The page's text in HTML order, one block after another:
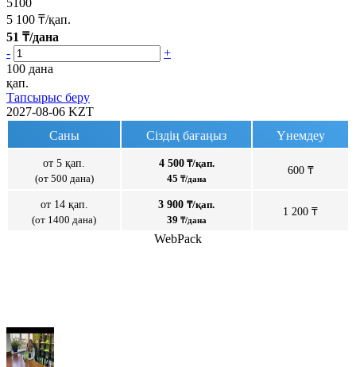
5 100 ₸/қап.
51 ₸/дана
-
+
100 дана
қап.
Тапсырыс беру
2027-08-06 KZT
Саны
Сіздің бағаңыз Үнемдеу
от 5 қап.
(от 500 дана)
4 500₸/қап.
45 ₸/дана
600 ₸
от 14 қап.
(от 1400 дана)
3 900 ₸/қап.
39 ₸/дана
1 200 ₸
WebPack